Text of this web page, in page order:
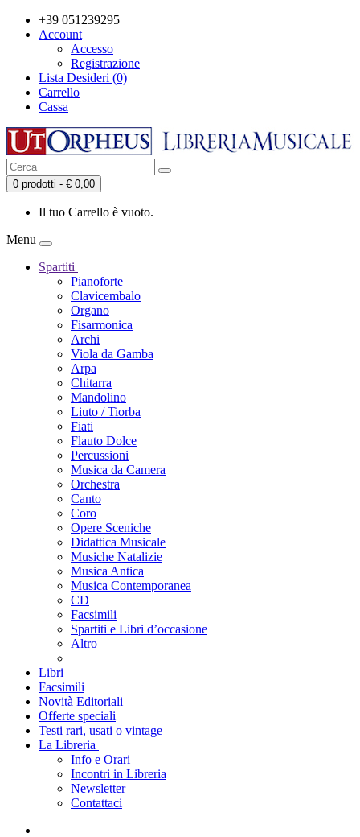
+39 051239295
Account
Accesso
Registrazione
Lista Desideri (0)
Carrello
Cassa
0 prodotti - € 0,00
Il tuo Carrello è vuoto.
Menu
Spartiti
Pianoforte
Clavicembalo
Organo
Fisarmonica
Archi
Viola da Gamba
Arpa
Chitarra
Mandolino
Liuto / Tiorba
Fiati
Flauto Dolce
Percussioni
Musica da Camera
Orchestra
Canto
Coro
Opere Sceniche
Didattica Musicale
Musiche Natalizie
Musica Antica
Musica Contemporanea
CD
Facsimili
Spartiti e Libri d’occasione
Altro
Libri
Facsimili
Novità Editoriali
Offerte speciali
Testi rari, usati o vintage
La Libreria
Info e Orari
Incontri in Libreria
Newsletter
Contattaci